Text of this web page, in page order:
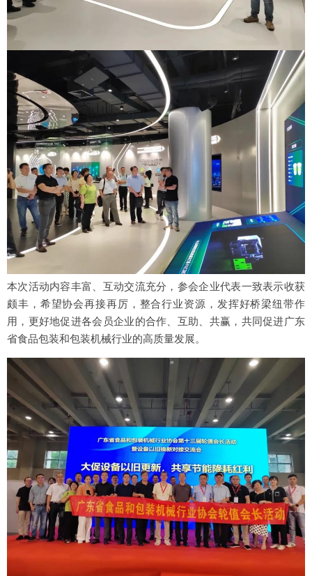
本次活动内容丰富、互动交流充分，参会企业代表一致表示收获
颇丰，希望协会再接再厉，整合行业资源，发挥好桥梁纽带作
用，更好地促进各会员企业的合作、互助、共赢，共同促进广东
省食品包装和包装机械行业的高质量发展。